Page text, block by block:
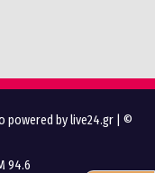
powered by live24.gr | ©
94.6